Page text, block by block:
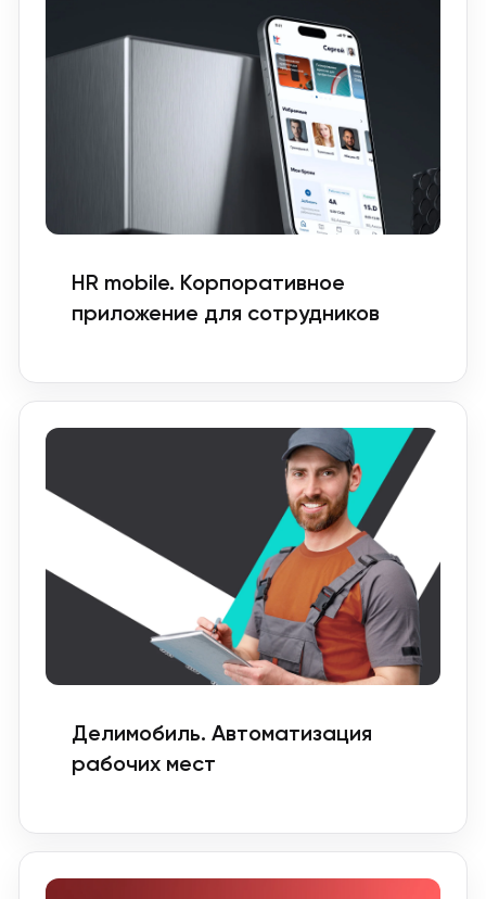
HR mobile. Корпоративное
приложение для сотрудников
Делимобиль. Автоматизация
рабочих мест